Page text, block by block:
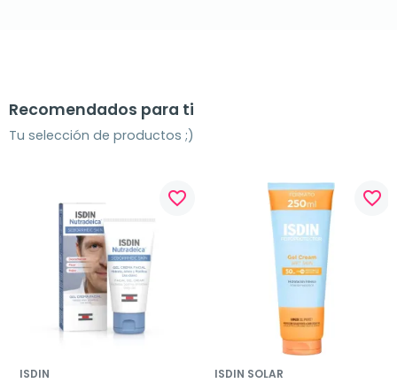
Recomendados para ti
Tu selección de productos ;)
favorite_border
ISDIN
favorite_border
ISDIN SOLAR